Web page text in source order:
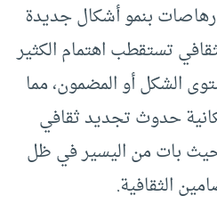
بنمو أشكال جديدة
تستقطب اهتمام الكثير
الشكل أو المضمون، مما
حدوث تجديد ثقافي
بات من اليسير في ظل
الثقافية.